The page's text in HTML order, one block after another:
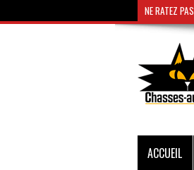
NE RATEZ PAS
ACCUEIL